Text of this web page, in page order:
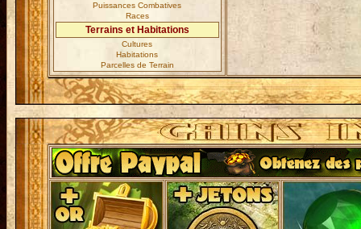
Puissances Combatives
Races
Terrains et Habitations
Cultures
Habitations
Parcelles de Terrain